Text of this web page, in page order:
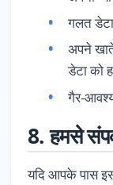
गलत
अपने
डेटा को
गैर-
8. हमसे
यदि आपके पास